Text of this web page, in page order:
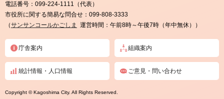
電話番号： 099-224-1111（代表）
市役所に関する簡易な問合せ： 099-808-3333
（サンサンコールかごしま 運営時間：午前8時～午後7時（年中無休））
庁舎案内 組織案内
統計情報・人口情報 ご意見・問い合わせ
Copyright © Kagoshima City. All Rights Reserved.